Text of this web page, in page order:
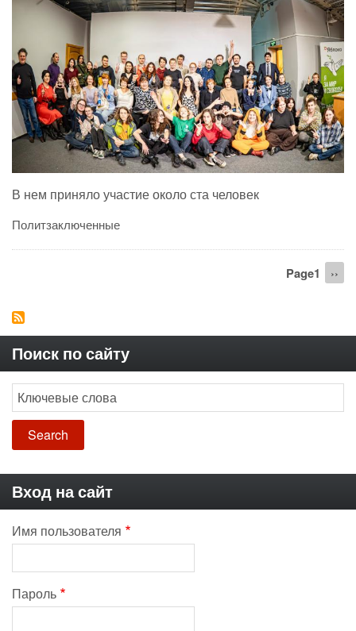
В нем приняло участие около ста человек
Политзаключенные
Page1 ››
Поиск по сайту
Search
Вход на сайт
Имя пользователя
Пароль